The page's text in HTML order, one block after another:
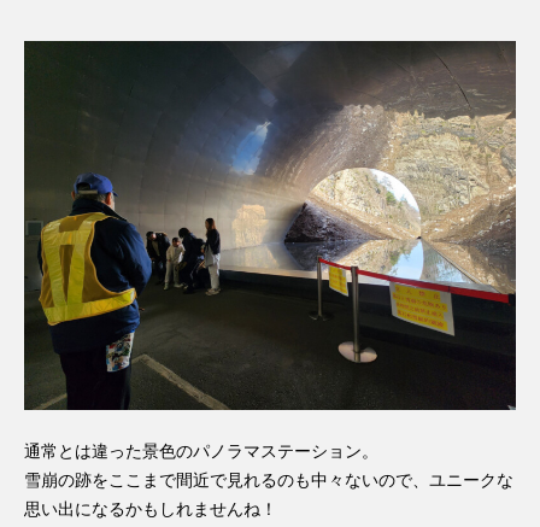
通常とは違った景色のパノラマステーション。
雪崩の跡をここまで間近で見れるのも中々ないので、ユニークな
思い出になるかもしれませんね！